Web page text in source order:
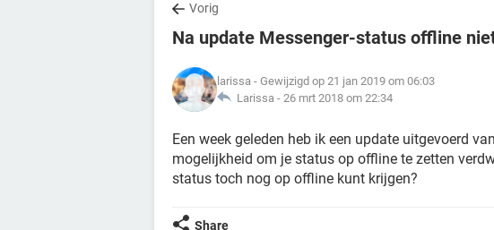
Vorig
Na update Messenger-status offline
larissa - Gewijzigd op 21 jan 2019 om 06:03
Larissa - 26 mrt 2018 om 22:34
Een week geleden heb ik een update uitgevoerd
mogelijkheid om je status op offline te zetten
status toch nog op offline kunt krijgen?
Share